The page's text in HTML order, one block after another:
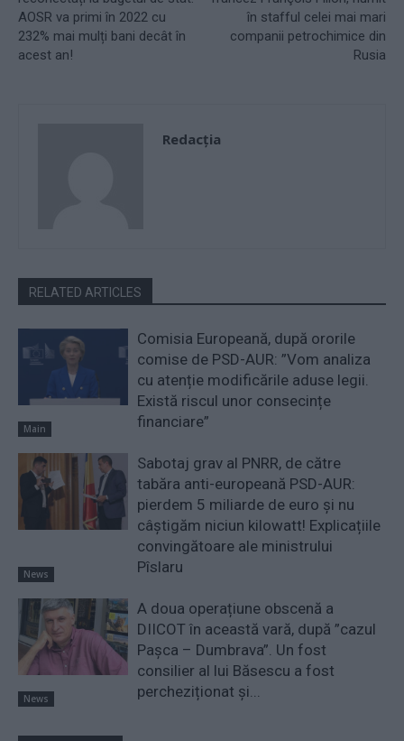
AOSR va primi în 2022 cu
232% mai mulți bani decât în
acest an!
în stafful celei mai mari
companii petrochimice din
Rusia
Redacţia
RELATED ARTICLES
Main
Comisia Europeană, după ororile
comise de PSD-AUR: ”Vom analiza
cu atenție modificările aduse legii.
Există riscul unor consecințe
financiare”
News
Sabotaj grav al PNRR, de către
tabăra anti-europeană PSD-AUR:
pierdem 5 miliarde de euro și nu
câștigăm niciun kilowatt! Explicațiile
convingătoare ale ministrului
Pîslaru
News
A doua operațiune obscenă a
DIICOT în această vară, după ”cazul
Pașca – Dumbrava”. Un fost
consilier al lui Băsescu a fost
percheziționat și...